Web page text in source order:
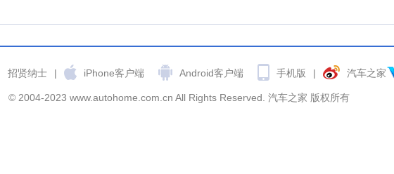
招贤纳士 | iPhone客户端 Android客户端 手机版 | 汽车之家
© 2004-2023 www.autohome.com.cn All Rights Reserved. 汽车之家 版权所有